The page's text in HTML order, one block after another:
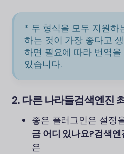
* 두 형식을 모두 지원하
하는 것이 가장 좋다고
하면 필요에 따라 번역
있습니다.
2. 다른 나라들검색엔진
좋은 플러그인은 설정
금 어디 있나요?검색엔
은